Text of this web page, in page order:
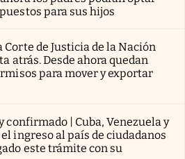
para sus hijos
Corte de Justicia de la Nación
atrás. Desde ahora quedan
para mover y exportar
confirmado | Cuba, Venezuela y
ingreso al país de ciudadanos
este trámite con su